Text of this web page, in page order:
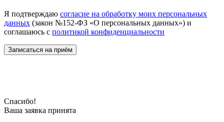
Я подтверждаю согласие на обработку моих персональных
данных (закон №152-ФЗ «О персональных данных») и
соглашаюсь с политикой конфиденциальности
Спасибо!
Ваша заявка принята